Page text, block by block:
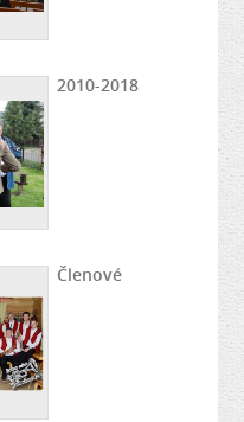
2010-2018
Členové